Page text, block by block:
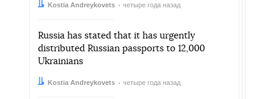
Автор:
Kostia Andreykovets
Дата: четыре года назад
Russia has stated that it has urgently
distributed Russian passports to 12,000
Ukrainians
Автор:
Kostia Andreykovets
Дата: четыре года назад